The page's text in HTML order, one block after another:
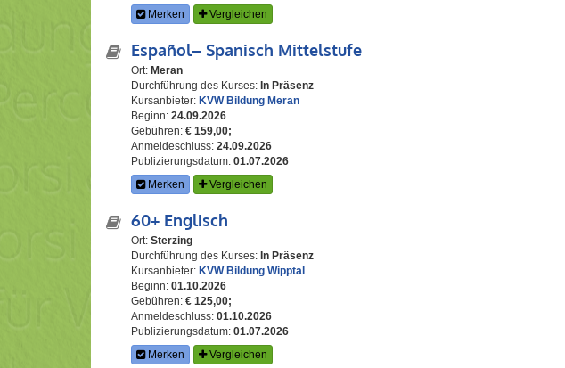
Merken
Vergleichen
Español– Spanisch Mittelstufe
Ort: Meran
Durchführung des Kurses: In Präsenz
Kursanbieter: KVW Bildung Meran
Beginn: 24.09.2026
Gebühren: € 159,00;
Anmeldeschluss: 24.09.2026
Publizierungsdatum: 01.07.2026
Merken
Vergleichen
60+ Englisch
Ort: Sterzing
Durchführung des Kurses: In Präsenz
Kursanbieter: KVW Bildung Wipptal
Beginn: 01.10.2026
Gebühren: € 125,00;
Anmeldeschluss: 01.10.2026
Publizierungsdatum: 01.07.2026
Merken
Vergleichen